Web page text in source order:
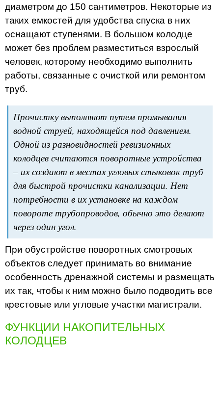
диаметром до 150 сантиметров. Некоторые из
таких емкостей для удобства спуска в них
оснащают ступенями. В большом колодце
может без проблем разместиться взрослый
человек, которому необходимо выполнить
работы, связанные с очисткой или ремонтом
труб.
Прочистку выполняют путем промывания
водной струей, находящейся под давлением.
Одной из разновидностей ревизионных
колодцев считаются поворотные устройства
– их создают в местах угловых стыковок труб
для быстрой прочистки канализации. Нет
потребности в их установке на каждом
повороте трубопроводов, обычно это делают
через один угол.
При обустройстве поворотных смотровых
объектов следует принимать во внимание
особенность дренажной системы и размещать
их так, чтобы к ним можно было подводить все
крестовые или угловые участки магистрали.
ФУНКЦИИ НАКОПИТЕЛЬНЫХ
КОЛОДЦЕВ